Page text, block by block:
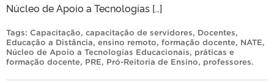
Núcleo de Apoio a Tecnologias […]
Tags: Capacitação, capacitação de servidores, Docentes,
Educação a Distância, ensino remoto, formação docente, NATE,
Núcleo de Apoio a Tecnologias Educacionais, práticas e
formação docente, PRE, Pró-Reitoria de Ensino, professores.